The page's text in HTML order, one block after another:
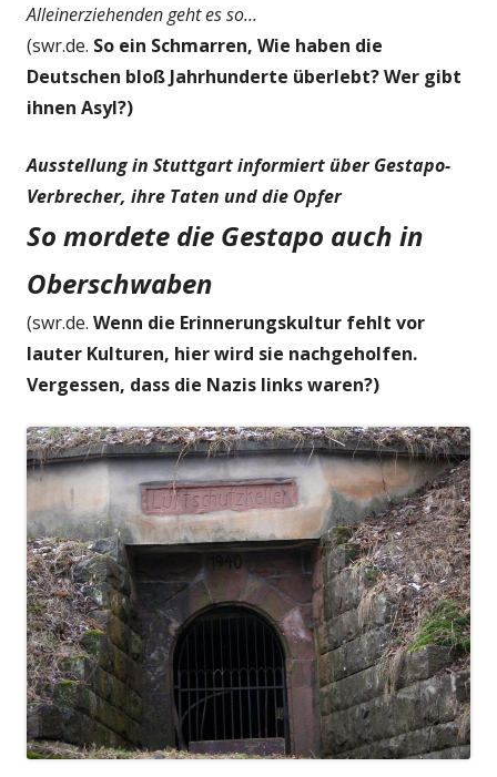
Alleinerziehenden geht es so...
(swr.de. So ein Schmarren, Wie haben die
Deutschen bloß Jahrhunderte überlebt? Wer gibt
ihnen Asyl?)
Ausstellung in Stuttgart informiert über Gestapo-
Verbrecher, ihre Taten und die Opfer
So mordete die Gestapo auch in
Oberschwaben
(swr.de. Wenn die Erinnerungskultur fehlt vor
lauter Kulturen, hier wird sie nachgeholfen.
Vergessen, dass die Nazis links waren?)